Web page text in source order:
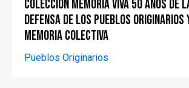
Colección Memoria Viva 50 años de
defensa de los Pueblos Originarios
memoria colectiva
Pueblos Originarios